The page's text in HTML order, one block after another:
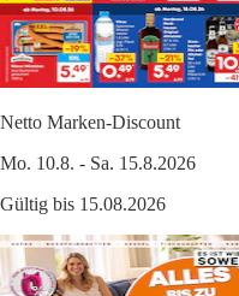
Netto Marken-Discount
Mo. 10.8. - Sa. 15.8.2026
Gültig bis 15.08.2026